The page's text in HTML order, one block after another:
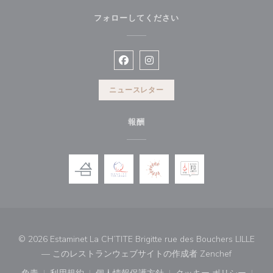
フォローしてください
Facebook ((新しいウィンドウで
Instagram ((新しいウィンド
ニュースレター
報酬
© 2026 Estaminet La CH’TITE Brigitte rue des Bouchers LILLE
— このレストランウェブサイトの作成者 Zenchef((新しいウ